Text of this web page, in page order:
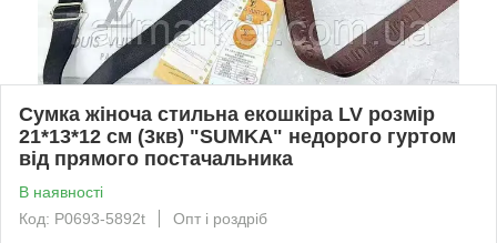
Сумка жіноча стильна екошкіра LV розмір
21*13*12 см (3кв) "SUMKA" недорого гуртом
від прямого постачальника
В наявності
Код: P0693-5892t
Опт і роздріб